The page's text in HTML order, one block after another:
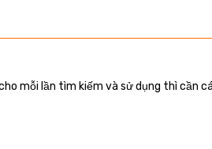
mỗi lần tìm kiếm và sử dụng thì cần